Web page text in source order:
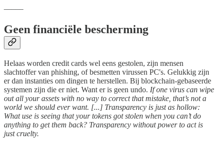
–––––
Geen financiële bescherming
Helaas worden credit cards wel eens gestolen, zijn mensen
slachtoffer van phishing, of besmetten virussen PC's. Gelukkig zijn
er dan instanties om dingen te herstellen. Bij blockchain-gebaseerde
systemen zijn die er niet. Want er is geen undo. If one virus can wipe
out all your assets with no way to correct that mistake, that’s not a
world we should ever want. [...] Transparency is just as hollow:
What use is seeing that your tokens got stolen when you can’t do
anything to get them back? Transparency without power to act is
just cruelty.